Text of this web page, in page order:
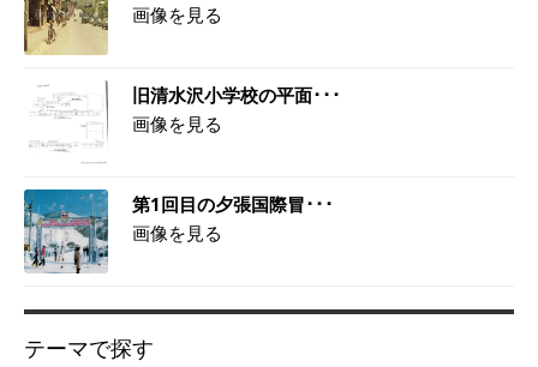
画像を見る
旧清水沢小学校の平面･･･
画像を見る
第1回目の夕張国際冒･･･
画像を見る
テーマで探す